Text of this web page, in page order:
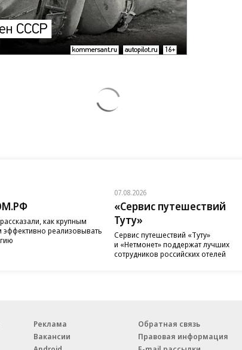
как крупным
реализовывать
07.08.2026
«Сервис путешествий
Туту»
Сервис путешествий «Туту»
и «Нетмонет» поддержат лучших
сотрудников российских отелей
Реклама
Вакансии
Обратная связь
Правовая информация